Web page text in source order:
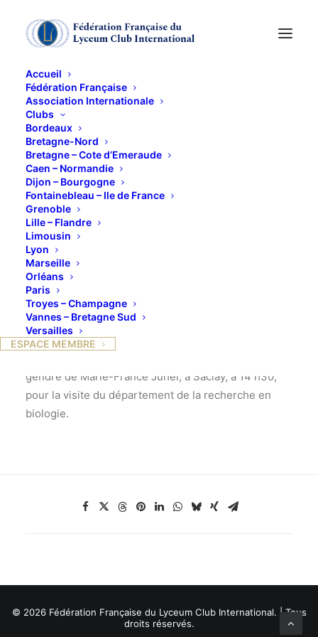
Accueil
Fédération Française
Association Internationale
Clubs
Bordeaux
Bretagne-Nord
Bretagne – Cote d’Emeraude
Caen – Normandie
Dijon – Bourgogne
Fontainebleau – Ile de France
Grenoble
Lille – Flandre
Limousin
Lyon
Marseille
Orléans
Paris
Troyes – Champagne
Vannes – Bretagne Sud
Versailles
ESPACE MEMBRE
PORT-ROYAL et
SACLAY
15 NOVEMBRE 2012
10 h 30 visite du musée national de l’Abbaye de Port-
Royal-des-Champs, où est relatée l’histoire du
domaine et celle de la doctrine Janséniste : « Tout ici
respire Dieu, la paix, la vérité » écrivit Jean Racine.
gendre de Marie-France Juhel, à Saclay, à 14 h30,
pour la visite du département de la recherche en
biologie.
© 2026 Fédération Française du Lyceum Club International. | Tous
droits réservés.